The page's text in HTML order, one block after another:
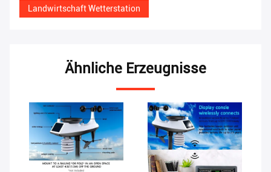
Landwirtschaft Wetterstation
Ähnliche Erzeugnisse